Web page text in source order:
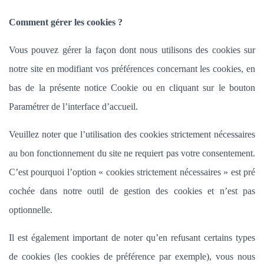
Comment gérer les cookies ?
Vous pouvez gérer la façon dont nous utilisons des cookies sur
notre site en modifiant vos préférences concernant les cookies, en
bas de la présente notice Cookie ou en cliquant sur le bouton
Paramétrer de l’interface d’accueil.
Veuillez noter que l’utilisation des cookies strictement nécessaires
au bon fonctionnement du site ne requiert pas votre consentement.
C’est pourquoi l’option « cookies strictement nécessaires » est pré
cochée dans notre outil de gestion des cookies et n’est pas
optionnelle.
Il est également important de noter qu’en refusant certains types
de cookies (les cookies de préférence par exemple), vous nous